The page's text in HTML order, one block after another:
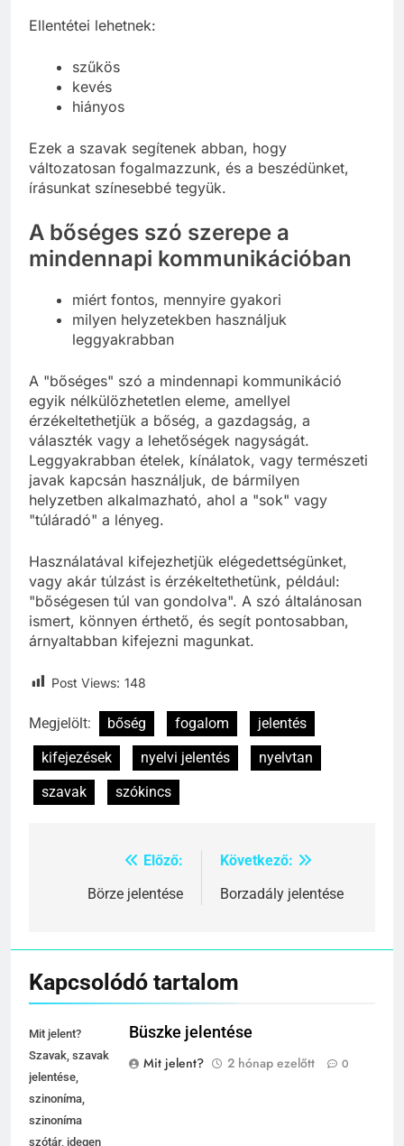
Ellentétei lehetnek:
szűkös
kevés
hiányos
Ezek a szavak segítenek abban, hogy
változatosan fogalmazzunk, és a beszédünket,
írásunkat színesebbé tegyük.
A bőséges szó szerepe a
mindennapi kommunikációban
miért fontos, mennyire gyakori
milyen helyzetekben használjuk
leggyakrabban
A "bőséges" szó a mindennapi kommunikáció
egyik nélkülözhetetlen eleme, amellyel
érzékeltethetjük a bőség, a gazdagság, a
választék vagy a lehetőségek nagyságát.
Leggyakrabban ételek, kínálatok, vagy természeti
javak kapcsán használjuk, de bármilyen
helyzetben alkalmazható, ahol a "sok" vagy
"túláradó" a lényeg.
Használatával kifejezhetjük elégedettségünket,
vagy akár túlzást is érzékeltethetünk, például:
"bőségesen túl van gondolva". A szó általánosan
ismert, könnyen érthető, és segít pontosabban,
árnyaltabban kifejezni magunkat.
Post Views: 148
Megjelölt: bőség fogalom
jelentés
kifejezések
nyelvi jelentés
nyelvtan
szavak
szókincs
Bejegyzés
navigáció
Előző:
Börze jelentése
Következő:
Borzadály jelentése
Kapcsolódó tartalom
Mit jelent?
Szavak, szavak
jelentése,
szinoníma,
szinoníma
szótár, idegen
Büszke jelentése
Mit jelent?
2 hónap ezelőtt 0